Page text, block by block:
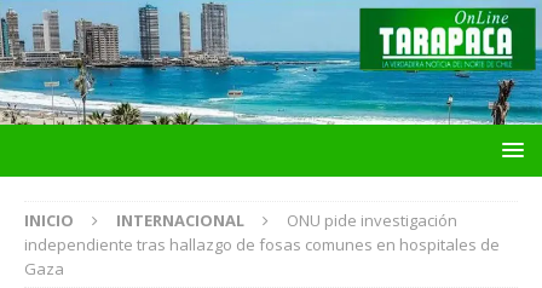
INICIO INTERNACIONAL
ONU pide investigación
independiente tras hallazgo de fosas comunes en hospitales de
Gaza